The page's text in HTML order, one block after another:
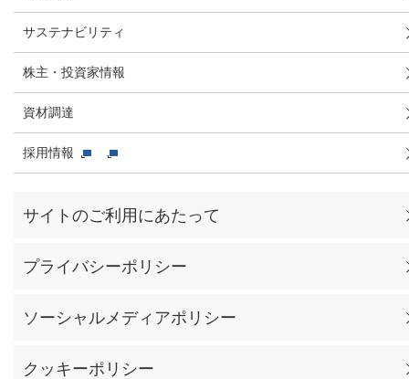
サステナビリティ
株主・投資家情報
資材調達
採用情報
サイトのご利用にあたって
プライバシーポリシー
ソーシャルメディアポリシー
クッキーポリシー